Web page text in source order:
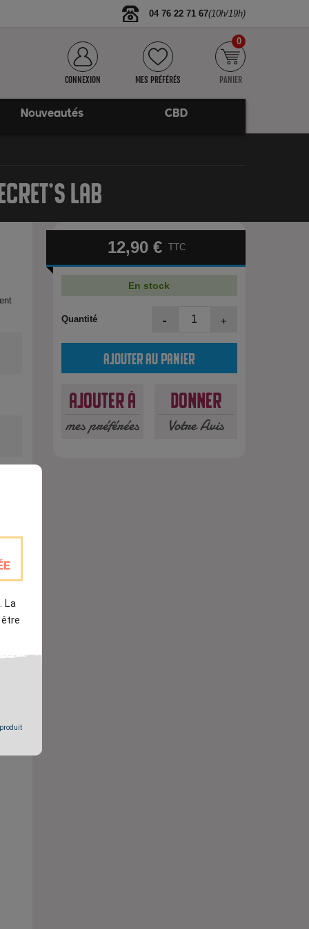
La
04 76 22 71 67(10h/19h)
CONNEXION MES PRÉFÉRÉS PANIER
0
Nouveautés CBD
LAB
12,90 € TTC
En stock
Quantité - +
Ajouter au panier
Ajouter à
mes préférées
Donner
Votre Avis